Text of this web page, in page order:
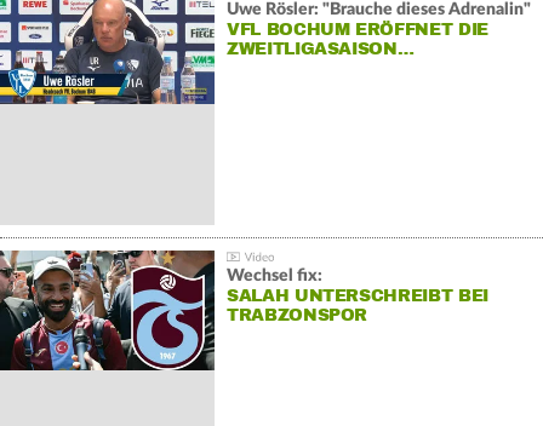
Uwe Rösler: "Brauche dieses Adrenalin"
VFL BOCHUM ERÖFFNET DIE
ZWEITLIGASAISON…
Wechsel fix:
SALAH UNTERSCHREIBT BEI
TRABZONSPOR